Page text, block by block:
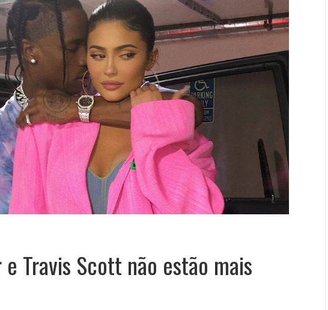
e Travis Scott não estão mais